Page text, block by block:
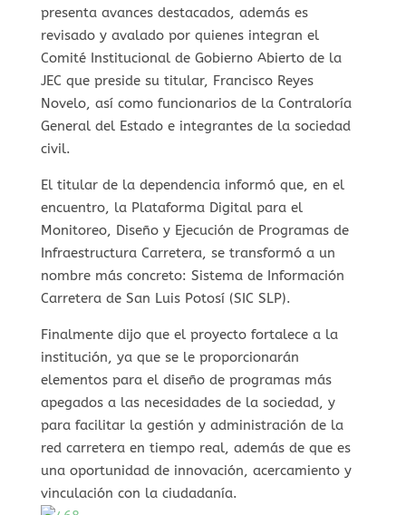
presenta avances destacados, además es
revisado y avalado por quienes integran el
Comité Institucional de Gobierno Abierto de la
JEC que preside su titular, Francisco Reyes
Novelo, así como funcionarios de la Contraloría
General del Estado e integrantes de la sociedad
civil.
El titular de la dependencia informó que, en el
encuentro, la Plataforma Digital para el
Monitoreo, Diseño y Ejecución de Programas de
Infraestructura Carretera, se transformó a un
nombre más concreto: Sistema de Información
Carretera de San Luis Potosí (SIC SLP).
Finalmente dijo que el proyecto fortalece a la
institución, ya que se le proporcionarán
elementos para el diseño de programas más
apegados a las necesidades de la sociedad, y
para facilitar la gestión y administración de la
red carretera en tiempo real, además de que es
una oportunidad de innovación, acercamiento y
vinculación con la ciudadanía.